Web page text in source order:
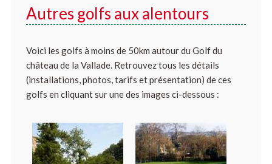
Autres golfs aux alentours
Voici les golfs à moins de 50km autour du Golf du
château de la Vallade. Retrouvez tous les détails
(installations, photos, tarifs et présentation) de ces
golfs en cliquant sur une des images ci-dessous :